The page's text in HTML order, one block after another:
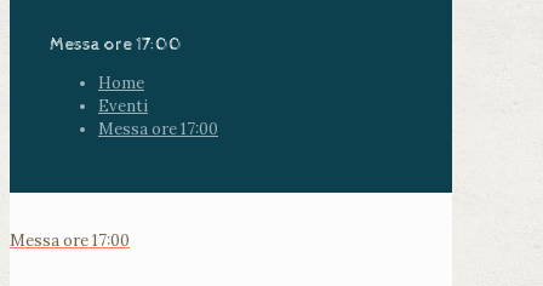
Messa ore 17:00
Home
Eventi
Messa ore 17:00
Messa ore 17:00